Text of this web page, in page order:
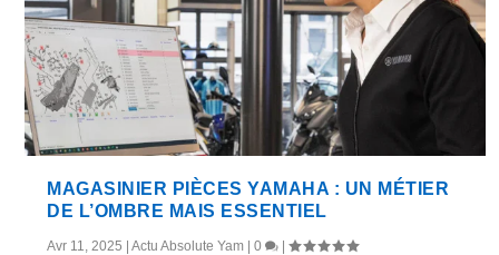
MAGASINIER PIÈCES YAMAHA : UN MÉTIER
DE L’OMBRE MAIS ESSENTIEL
Avr 11, 2025 |Actu Absolute Yam |0 |